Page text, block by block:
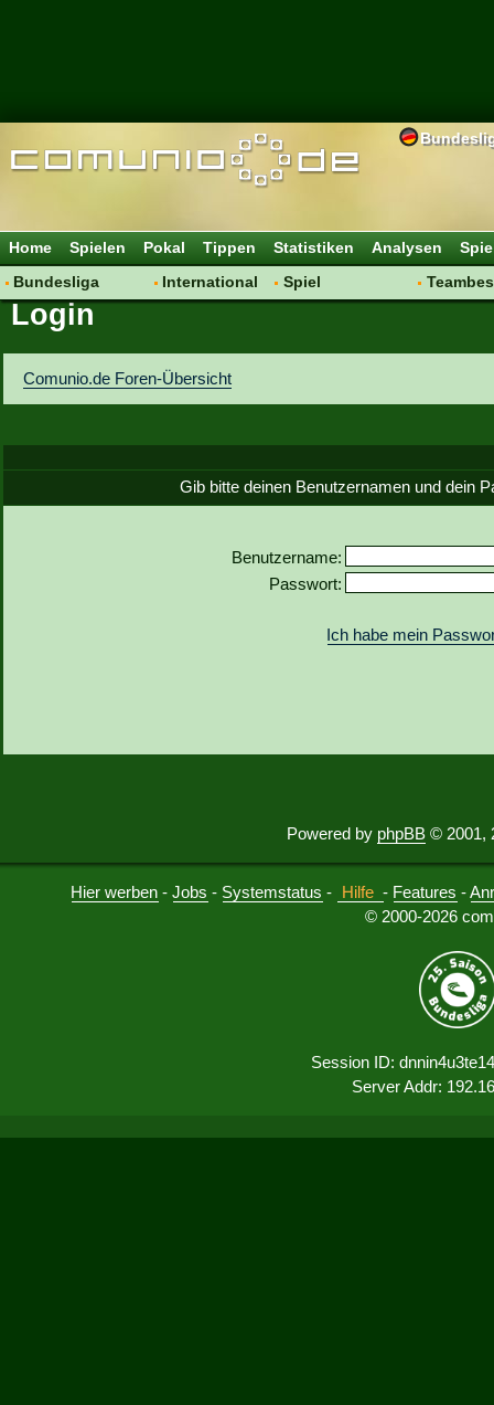
Home Spielen Pokal Tippen Statistiken Analysen
Bundesliga
Hot News
Spielanalyse
Vereinsdiskussion
International
Spiel
Login
Comunio.de Foren-Übersicht
Gib bitte deinen Benutzernamen und dein
Benutzername:
Passwort:
Ich habe mein
Powered by phpBB © 2001,
Hier werben -Jobs - Systemstatus - Hilfe - Features -
© 2000-2026
Session ID:
Server Addr: